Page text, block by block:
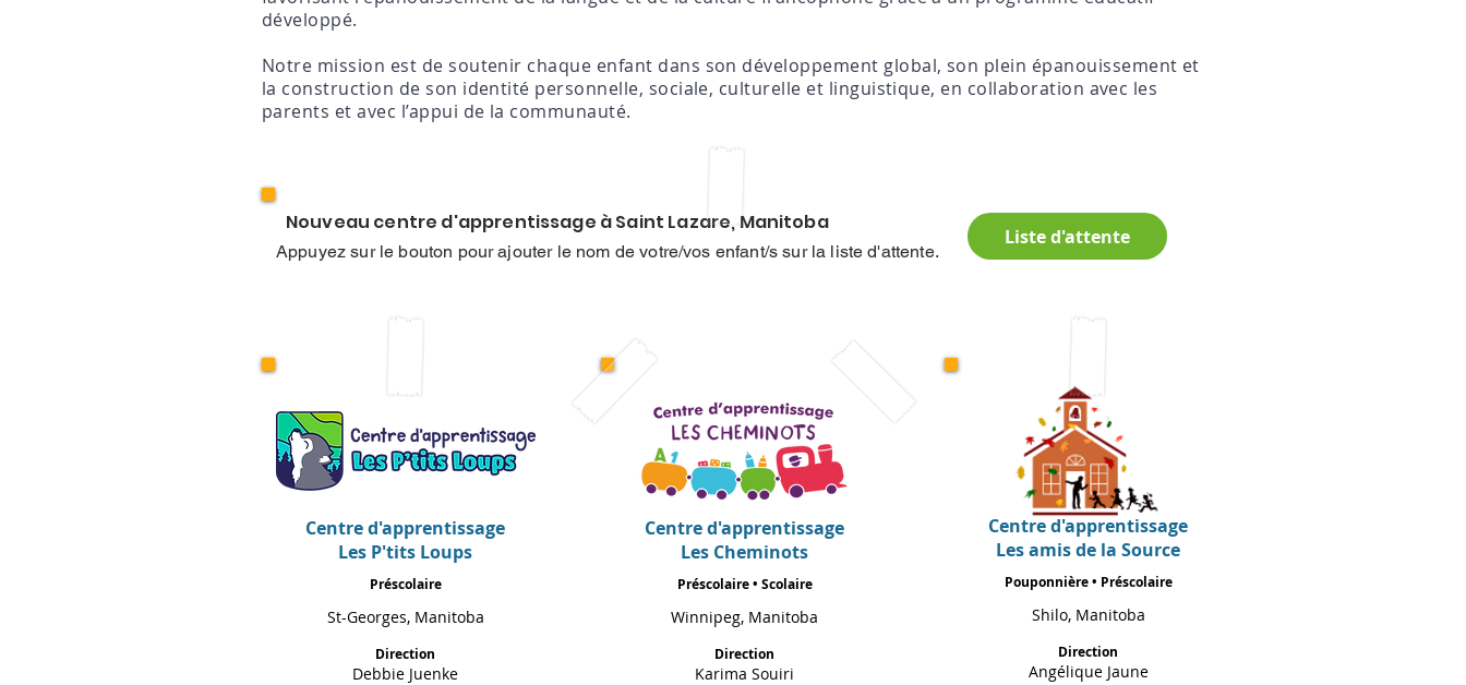
développé.
Notre mission est de soutenir chaque enfant dans son développement global, son plein épanouissement et
la construction de son identité personnelle, sociale, culturelle et linguistique, en collaboration avec les
parents et avec l’appui de la communauté.
Nouveau centre d'apprentissage à Saint Lazare, Manitoba
Appuyez sur le bouton pour ajouter le nom de votre/vos enfant/s sur la liste d'attente.
Liste d'attente
Centre d'apprentissage
Les P'tits Loups
Préscolaire
St-Georges, Manitoba
Direction
Debbie Juenke
Centre d'apprentissage
Les Cheminots
Préscolaire • Scolaire
Winnipeg, Manitoba
Direction
Karima Souiri
Centre d'apprentissage
Les amis de la Source
Pouponnière • Préscolaire
Shilo, Manitoba
Direction
Angélique Jaune